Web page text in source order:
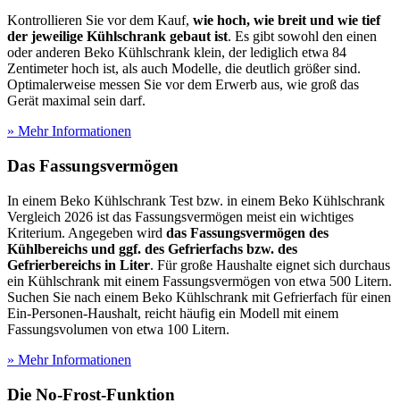
Kontrollieren Sie vor dem Kauf, wie hoch, wie breit und wie tief
der jeweilige Kühlschrank gebaut ist. Es gibt sowohl den einen
oder anderen Beko Kühlschrank klein, der lediglich etwa 84
Zentimeter hoch ist, als auch Modelle, die deutlich größer sind.
Optimalerweise messen Sie vor dem Erwerb aus, wie groß das
Gerät maximal sein darf.
» Mehr Informationen
Das Fassungsvermögen
In einem Beko Kühlschrank Test bzw. in einem Beko Kühlschrank
Vergleich 2026 ist das Fassungsvermögen meist ein wichtiges
Kriterium. Angegeben wird das Fassungsvermögen des
Kühlbereichs und ggf. des Gefrierfachs bzw. des
Gefrierbereichs in Liter. Für große Haushalte eignet sich durchaus
ein Kühlschrank mit einem Fassungsvermögen von etwa 500 Litern.
Suchen Sie nach einem Beko Kühlschrank mit Gefrierfach für einen
Ein-Personen-Haushalt, reicht häufig ein Modell mit einem
Fassungsvolumen von etwa 100 Litern.
» Mehr Informationen
Die No-Frost-Funktion